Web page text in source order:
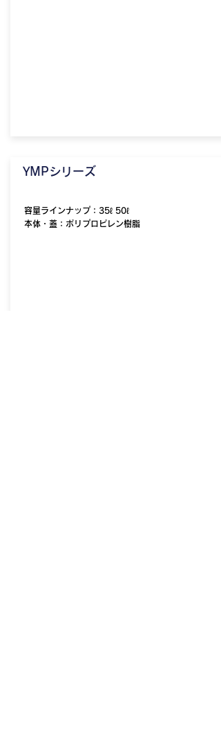
YMPシリーズ
容量ラインナップ：35ℓ 50ℓ
本体・蓋：ポリプロピレン樹脂